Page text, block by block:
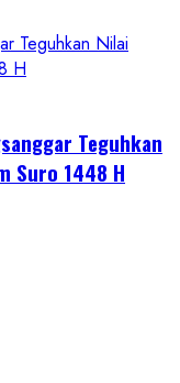
Teguhkan Nilai
H
Teguhkan
Suro 1448 H